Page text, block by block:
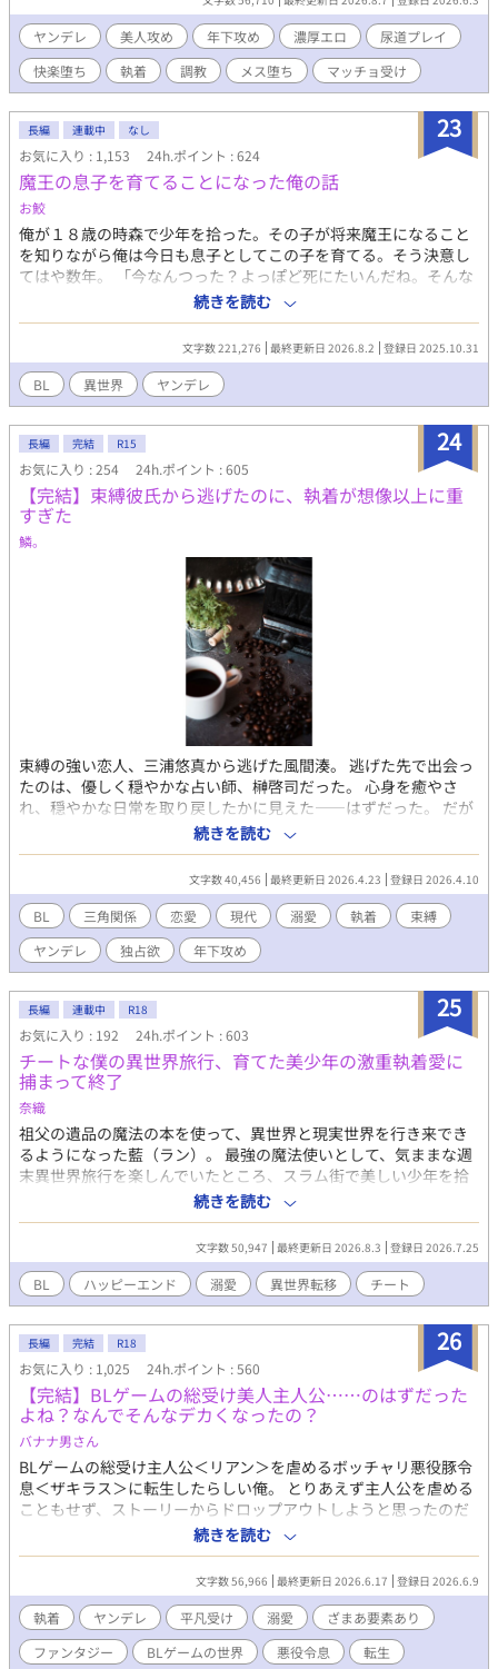
を投じて軍を動かし、俺を追い始めた。 俺を守るため、ザイルは
地位も家も未来も捨てた。 それでも俺は止まらない。 もっと深
く。 もっと甘く。 もっと壊れるまで。 支配する者と支配される
者。 檻を作る者と囚われる者。 立場は何度も入れ替わり、やがて
二人で国さえ巻き込む執着の渦へと堕ちていく。 透明な檻に閉じ
込められているのは―― 俺か。 それとも、君か。 美貌という檻
で獲物を誘い、身体と快楽で魂まで喰らい尽くす青年と、一人の
男が全てを捨てて堕ちていく、執着と支配のダークファンタジー
エロティカ。 ※月金の17：10に更新。 ハードです。 ※はエロあ
り 調教、中出し、連続絶頂、潮吹き、快楽堕ち、睡眠姦、二穴
（尿道、アナル）、拡張、拘束、尿道プレイ、小スカ、アナル開
発、異物挿入、フィストファック、絶倫、イマラ、精液塗れ、洗
脳、首絞め その他
ヤンデレ 美人攻め 年下攻め 濃厚エロ
尿道プレイ
快楽堕ち
執着 調教 メス堕ち マッチョ受け
23
長編 連載中 なし
お気に入り : 1,153 24h.ポイント : 624
魔王の息子を育てることになった俺の話
お鮫
俺が１８歳の時森で少年を拾った。その子が将来魔王になること
を知りながら俺は今日も息子としてこの子を育てる。そう決意し
てはや数年。 「今なんつった？よっぽど死にたいんだね。そんな
に俺と離れたい？」 現在俺はかわいい息子に殺害予告を受けてい
る。あれ、魔王は？旅に出なくていいの？とりあえず放してくれ
ません？ 魔王になる予定の男と育て親のヤンデレBL BLは初めて
書きます。見ずらい点多々あるかと思いますが、もしありました
ら指摘くださるとありがたいです。 BL要素までとても遠いです。
前半日常会多め。
続きを読む
文字数 221,276 最終更新日 2026.8.2 登録日 2025.10.31
BL 異世界 ヤンデレ
24
長編 完結 R15
お気に入り : 254 24h.ポイント : 605
【完結】束縛彼氏から逃げたのに、執着が想像以上に重
すぎた
鱗。
束縛の強い恋人、三浦悠真から逃げた風間湊。 逃げた先で出会っ
たのは、優しく穏やかな占い師、榊啓司だった。 心身を癒やさ
れ、穏やかな日常を取り戻したかに見えた——はずだった。 だが
再び現れた悠真の執着は、かつてとは比べ物にならないほど歪ん
でいて。 そして気付く。 誰のものにもなれないはずの自分が。
『壊れていく人間』にしか愛を見出せないということに。 依存、
執着、支配。 三人の関係は、やがて取り返しのつかない形へと崩
れていく。 ——これは、『最も壊れている人間』が愛を選び取る
物語。 逃げた先にあったのは、『もっと歪んだ愛』だった。 【完
結済み】
続きを読む
文字数 40,456 最終更新日 2026.4.23 登録日 2026.4.10
BL 三角関係 恋愛 現代 溺愛 執着
束縛
ヤンデレ
独占欲 年下攻め
25
長編 連載中 R18
お気に入り : 192 24h.ポイント : 603
チートな僕の異世界旅行、育てた美少年の激重執着愛に
捕まって終了
奈織
祖父の遺品の魔法の本を使って、異世界と現実世界を行き来でき
るようになった藍（ラン）。 最強の魔法使いとして、気ままな週
末異世界旅行を楽しんでいたところ、スラム街で美しい少年を拾
う。 養子として立派に育てたと思っていたのに、なぜか彼は藍へ
の愛情をこじらせた激重のヤンデレになっていて——…！？ 「あ
ぁ……これで、やっと俺だけのラン様だ」 年の差BL。 年下イケメ
ンヤンデレ攻め × 年上異世界チート鈍感美人受け ・全２５話完
結予定 ・ゆる監禁、ちょっと無理やりな性行為があります
続きを読む
文字数 50,947 最終更新日 2026.8.3 登録日 2026.7.25
BL ハッピーエンド 溺愛 異世界転移 チート
26
長編 完結 R18
お気に入り : 1,025 24h.ポイント : 560
【完結】BLゲームの総受け美人主人公……のはずだった
よね？なんでそんなデカくなったの？
バナナ男さん
BLゲームの総受け主人公＜リアン＞を虐めるボッチャリ悪役豚令
息＜ザキラス＞に転生したらしい俺。 とりあえず主人公を虐める
こともせず、ストーリーからドロップアウトしようと思ったのだ
が、何故か儚げな美青年になるはずの＜リアン＞がやたらとデカ
く──……？ 元BLゲーム総受けの主人公（のちにやたらデカくな
ってしまった執着＆ヤンデレ系のイケメン）✕ 元ぽっちゃり悪
役令息（のちに普通体型、平凡マイペース男） 主人公視点は、ど
ちらかというとギャクテイストですが、攻め視点はダーク路線な
ので、スカッとハッピーエンドがお好みの方は主人公視点でどう
かページを閉じて下さいεミ(o_□_)o
続きを読む
文字数 56,966 最終更新日 2026.6.17 登録日 2026.6.9
執着 ヤンデレ 平凡受け 溺愛
ざまあ要素あり
ファンタジー
BLゲームの世界 悪役令息
転生